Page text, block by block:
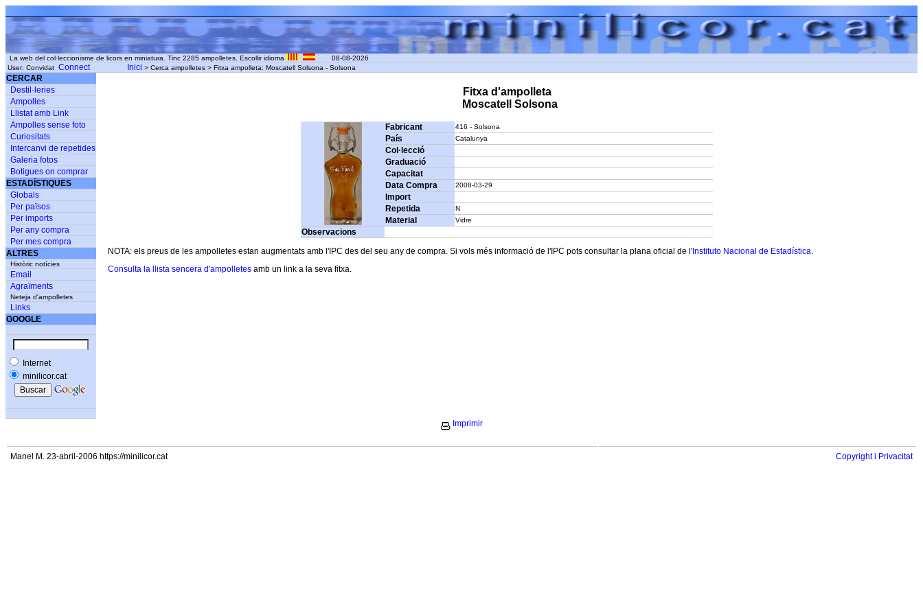
La web del col·leccionisme de licors en miniatura. Tinc 2285 ampolletes. Escollir idioma
08-08-2026
User: Convidat Connect Inici > Cerca ampolletes > Fitxa ampolleta: Moscatell Solsona - Solsona
CERCAR
Destil·leries
Ampolles
Llistat amb Link
Ampolles sense foto
Curiositats
Intercanvi de repetides
Galeria fotos
Botigues on comprar
ESTADÍSTIQUES
Globals
Per països
Per imports
Per any compra
Per mes compra
ALTRES
Històric notícies
Email
Agraïments
Neteja d'ampolletes
Links
GOOGLE
Internet
minilicor.cat
Fitxa d'ampolleta
Moscatell Solsona
Fabricant 416 - Solsona
País Catalunya
Col·lecció
Graduació
Capacitat
Data Compra
2008-03-29
Import
Repetida
N
Material Vidre
Observacions
NOTA: els preus de les ampolletes estan augmentats amb l'IPC des del seu any de compra. Si vols més informació de l'IPC pots consultar la plana oficial de l' Instituto Nacional de Estadística.
Consulta la llista sencera d'ampolletes amb un link a la seva fitxa.
Imprimir
Manel M. 23-abril-2006 https://minilicor.cat Copyright i Privacitat